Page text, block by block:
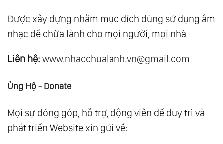
Được xây dựng nhằm mục đích dùng sử dụng âm
nhạc để chữa lành cho mọi người, mọi nhà
Liên hệ: www.nhacchualanh.vn@gmail.com
Ủng Hộ - Donate
Mọi sự đóng góp, hỗ trợ, động viên để duy trì và
phát triển Website xin gửi về: